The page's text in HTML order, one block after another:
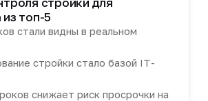
топ-5
стали видны в реальном
стройки стало базой IT-
снижает риск просрочки на